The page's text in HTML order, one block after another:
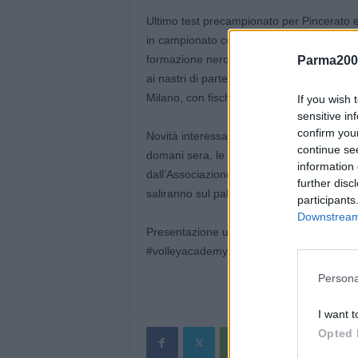
If you wish
sensitive
confirm
continue
information
further
I want
Opted
Ultimo test precampionato per Pincerato
in campionato contro San Giovanni in
formazione neroverde prenderà parte al
ai nastri di partenza del prossimo
Milano, con fischio di inizio alle 17.00
Novità interessanti anche per quanto
domani sera, le ragazze di Enrico
dall’Associazione Giovanile Pandora
saliranno sul palco e saranno
Presentazione ufficiale anche per tutte
#volleyacademysassuolo ed